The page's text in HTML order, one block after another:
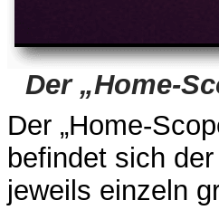
Der „Home-
Der „Home-
befindet sich
jeweils einzeln